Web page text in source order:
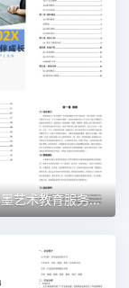
10 蓝天彩墨艺术教育服务平台商业计划书（word+ppt配套）创业计划书word模板